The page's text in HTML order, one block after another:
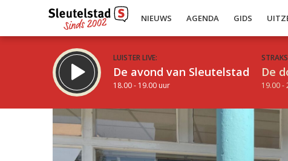
NIEUWS AGENDA GIDS
LUISTER LIVE:
De avond van Sleutelstad
18.00 - 19.00 uur
De
19.00 -